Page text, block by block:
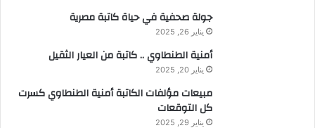
جولة صحفية في حياة كاتبة مصرية
يناير 26, 2025
أمنية الطنطاوي .. كاتبة من العيار الثقيل
يناير 20, 2025
مبيعات مؤلفات الكاتبة أمنية الطنطاوي كسرت
كل التوقعات
يناير 29, 2025